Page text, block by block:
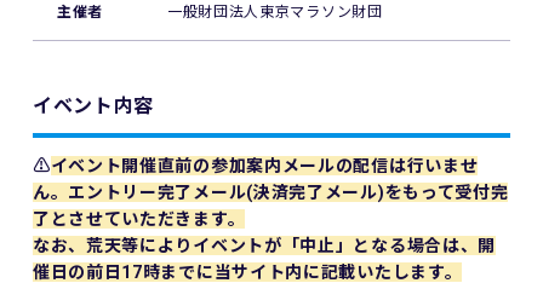
主催者 一般財団法人東京マラソン財団
イベント内容
⚠️イベント開催直前の参加案内メールの配信は行いませ
ん。エントリー完了メール(決済完了メール)をもって受付完
了とさせていただきます。
なお、荒天等によりイベントが「中止」となる場合は、開
催日の前日17時までに当サイト内に記載いたします。